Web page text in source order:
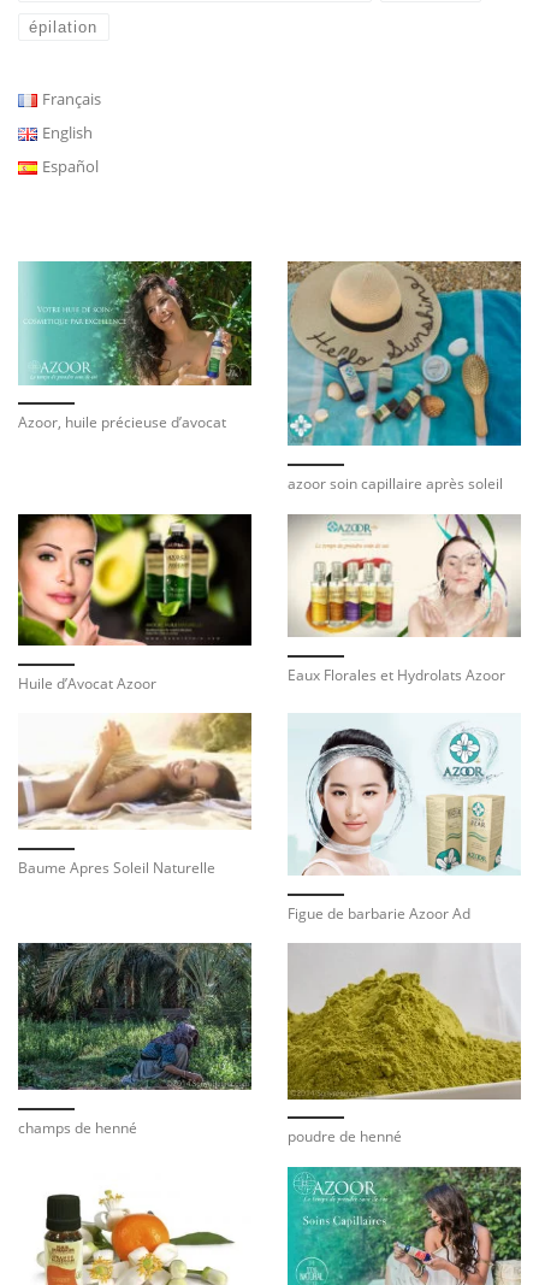
épilation
Français
English
Español
Azoor, huile précieuse d’avocat
azoor soin capillaire après soleil
Huile d’Avocat Azoor Eaux Florales et Hydrolats Azoor
Baume Apres Soleil Naturelle
Figue de barbarie Azoor Ad
champs de henné poudre de henné